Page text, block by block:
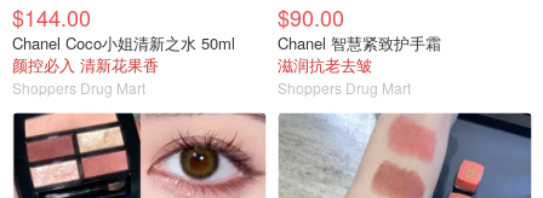
$144.00
Chanel Coco小姐清新之水 50ml
颜控必入 清新花果香
Shoppers Drug Mart
$90.00
Chanel 智慧紧致护手霜
滋润抗老去皱
Shoppers Drug Mart